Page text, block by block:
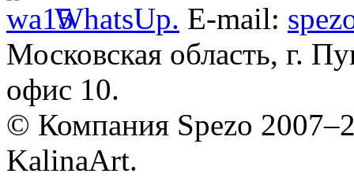
WhatsUp. E-mail:
Московская область, г.
офис 10.
© Компания Spezo
KalinaArt.